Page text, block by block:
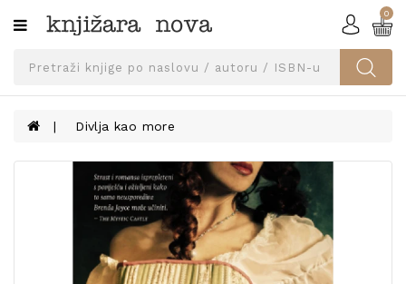
Kategorije
SVEUČILIŠNA
UDŽBENICI
KNJIGE
PRIBOR
0
Divlja kao more